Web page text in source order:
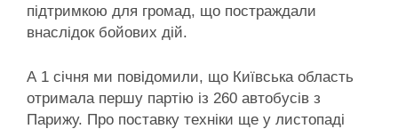
підтримкою для громад, що постраждали
внаслідок бойових дій.
А 1 січня ми повідомили, що Київська область
отримала першу партію із 260 автобусів з
Парижу. Про поставку техніки ще у листопаді